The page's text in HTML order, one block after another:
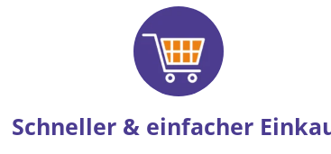
Schneller & einfacher